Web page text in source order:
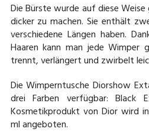
Die Bürste wurde auf diese
dicker zu machen. Sie enthält
verschiedene Längen haben.
Haaren kann man jede Wimper
trennt, verlängert und zwirbelt
Die Wimperntusche Diorshow
drei Farben verfügbar: Black
Kosmetikprodukt von Dior wird
ml angeboten.